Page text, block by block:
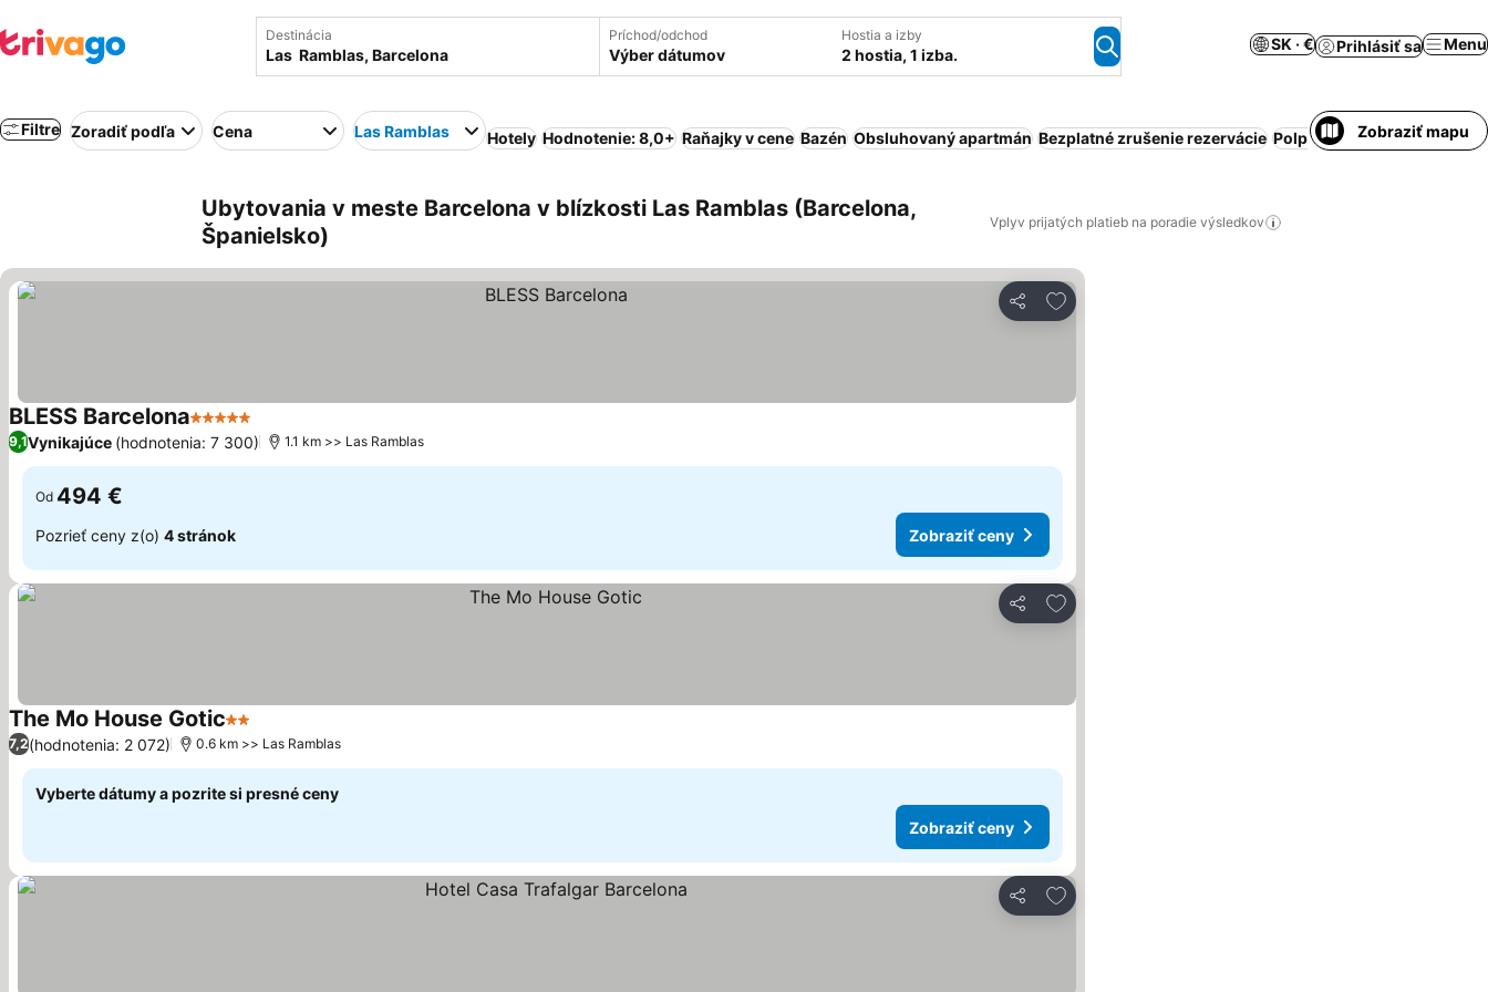
Destinácia Príchod/odchod
Výber dátumov
Hostia a izby
2 hostia, 1 izba.
SK · € Prihlásiť sa Menu
Filtre Zoradiť podľa Cena Las Ramblas Hotely Hodnotenie: 8,0+ Raňajky v cene Bazén Obsluhovaný apartmán Bezplatné zrušenie rezervácie Polpenzia Celý dom/
Zobraziť mapu
Ubytovania v meste Barcelona v blízkosti Las Ramblas (Barcelona,
Španielsko)
Vplyv prijatých platieb na poradie výsledkov
Zdieľať
Pridať do obľúbených
BLESS Barcelona5 Počet hviezdičiek
Zobraziť ceny
9,1Vynikajúce (hodnotenia: 7 300) 1.1 km >> Las Ramblas
Od 494 €
Pozrieť ceny z(o) 4 stránok Zobraziť ceny
Zdieľať
Pridať do obľúbených
The Mo House Gotic2 Počet hviezdičiek
7,2(hodnotenia: 2 072) 0.6 km >> Las Ramblas
Vyberte dátumy a pozrite si presné ceny
Zobraziť ceny
Zdieľať
Pridať do obľúbených